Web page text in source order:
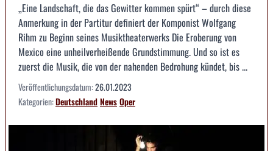
„Eine Landschaft, die das Gewitter kommen spürt“ – durch diese
Anmerkung in der Partitur definiert der Komponist Wolfgang
Rihm zu Beginn seines Musiktheaterwerks Die Eroberung von
Mexico eine unheilverheißende Grundstimmung. Und so ist es
zuerst die Musik, die von der nahenden Bedrohung kündet, bis ...
Veröffentlichungsdatum:26.01.2023
Kategorien:DeutschlandNewsOper